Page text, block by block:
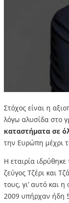
Στόχος είναι η
λόγω αλυσίδα στο
καταστήματα σε
την Ευρώπη μέχρι
Η εταιρία
ζεύγος Τζέρι και
τους, γι’ αυτό και
2009 υπήρχαν ήδη